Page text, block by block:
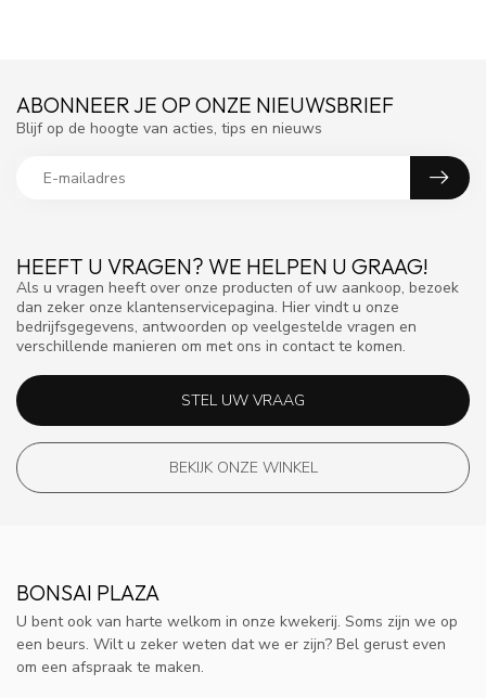
HEEFT U VRAGEN? WE HELPEN U GRAAG!
Als u vragen heeft over onze producten of uw aankoop, bezoek
dan zeker onze klantenservicepagina. Hier vindt u onze
bedrijfsgegevens, antwoorden op veelgestelde vragen en
verschillende manieren om met ons in contact te komen.
STEL UW VRAAG
BEKIJK ONZE WINKEL
ABONNEER JE OP ONZE NIEUWSBRIEF
Blijf op de hoogte van acties, tips en nieuws
BONSAI PLAZA
U bent ook van harte welkom in onze kwekerij. Soms zijn we op
een beurs. Wilt u zeker weten dat we er zijn? Bel gerust even
om een afspraak te maken.